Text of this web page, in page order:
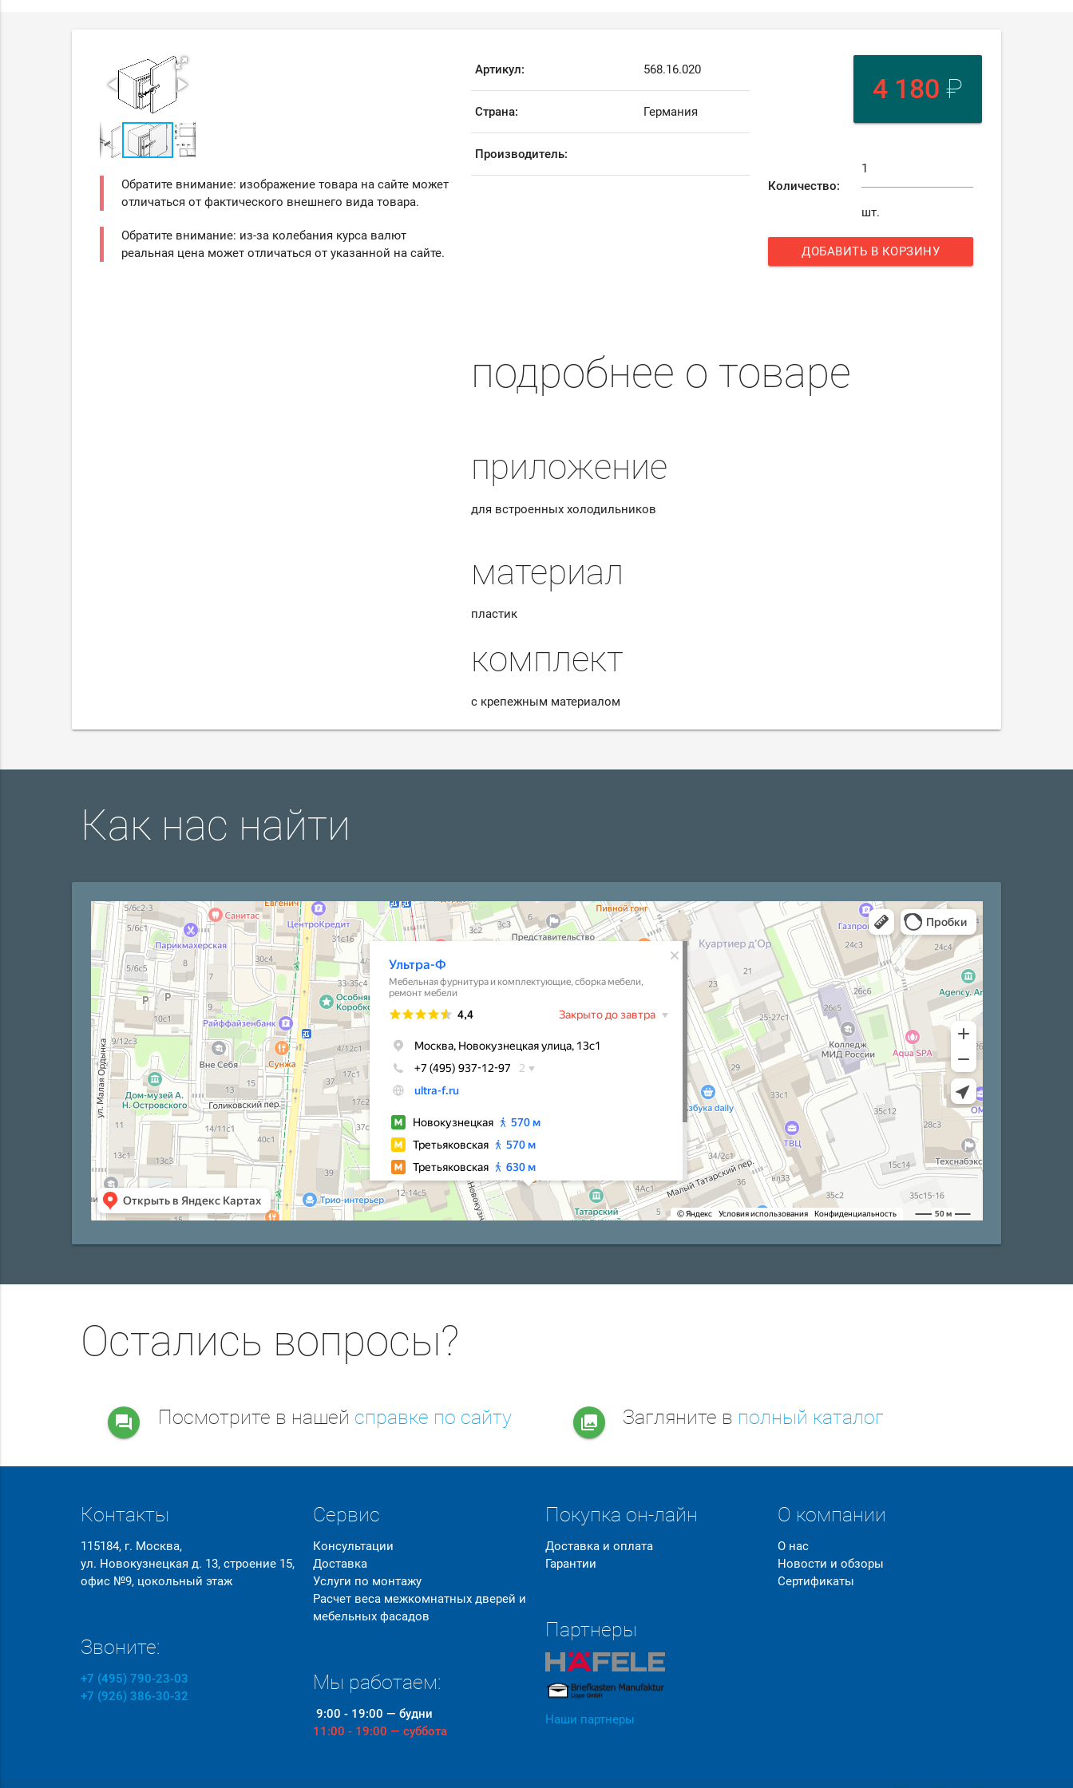
Обратите внимание: изображение товара на сайте может
отличаться от фактического внешнего вида товара.
Обратите внимание: из-за колебания курса валют
реальная цена может отличаться от указанной на сайте.
Артикул: 568.16.020
Страна: Германия
Производитель:
4 180 ₽
Количество:
шт.
ДОБАВИТЬ В КОРЗИНУ
подробнее о товаре
приложение
для встроенных холодильников
материал
пластик
комплект
с крепежным материалом
Как нас найти
Остались вопросы?
question_answer Посмотрите в нашей справке по сайту collections Загляните в полный каталог
Контакты
115184, г. Москва,
ул. Новокузнецкая д. 13, строение 15,
офис №9, цокольный этаж
Звоните:
+7 (495) 790-23-03
+7 (926) 386-30-32
Сервис
Консультации
Доставка
Услуги по монтажу
Расчет веса межкомнатных дверей и
мебельных фасадов
Мы работаем:
9:00 - 19:00 — будни
11:00 - 19:00 — суббота
Покупка он-лайн
Доставка и оплата
Гарантии
Партнеры
Наши партнеры
О компании
О нас
Новости и обзоры
Сертификаты